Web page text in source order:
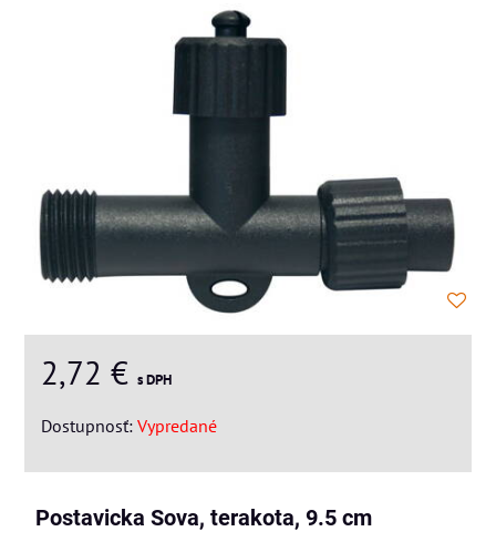
2,72 € s DPH
Dostupnosť: Vypredané
Postavicka Sova, terakota, 9.5 cm